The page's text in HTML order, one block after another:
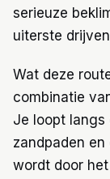
serieuze
uiterste
Wat deze
combinatie
Je loopt langs
zandpaden
wordt door